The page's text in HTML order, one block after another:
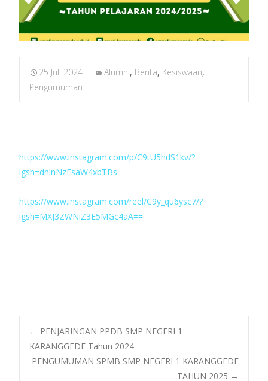
25 Juli 2024 Alumni, Berita, Kesiswaan,
Pengumuman
https://www.instagram.com/p/C9tU5hdS1kv/?
igsh=dnlnNzFsaW4xbTBs
https://www.instagram.com/reel/C9y_qu6ysc7/?
igsh=MXJ3ZWNiZ3E5MGc4aA==
Post
← PENJARINGAN PPDB SMP NEGERI 1
KARANGGEDE Tahun 2024
PENGUMUMAN SPMB SMP NEGERI 1 KARANGGEDE
TAHUN 2025 →